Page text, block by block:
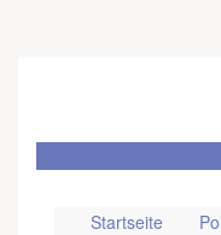
Startseite